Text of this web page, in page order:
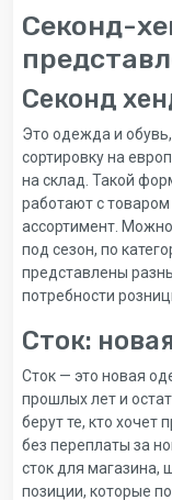
Секонд-
Секонд
Это одежда и
сортировку на
на склад. Такой
работают с
ассортимент.
под сезон, по
представлены
потребности
Сток:
Сток — это новая
прошлых лет и
берут те, кто хочет
без переплаты за
сток для магазина,
позиции, которые